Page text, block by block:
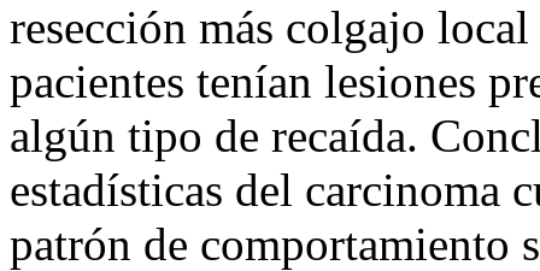
resección más colgajo
pacientes tenían lesiones
algún tipo de recaída.
estadísticas del carcinoma
patrón de comportamiento